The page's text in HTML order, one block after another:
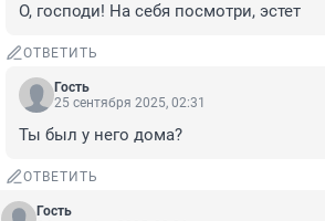
О, господи! На себя посмотри, эстет
ОТВЕТИТЬ
Гость
25 сентября 2025, 02:31
Ты был у него дома?
ОТВЕТИТЬ
Гость